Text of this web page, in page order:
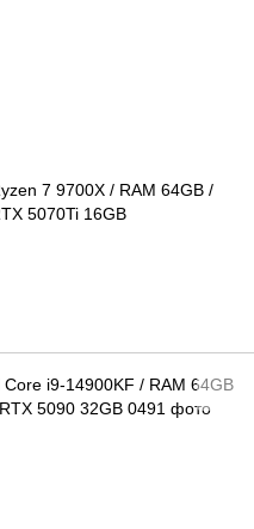
7 9700X / RAM 64GB /
5070Ti 16GB